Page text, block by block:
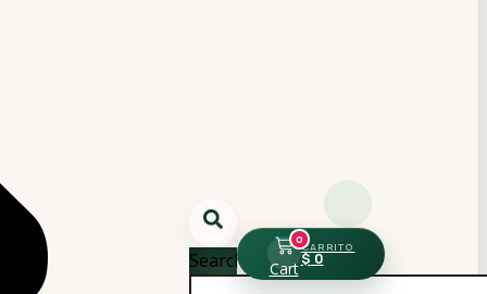
Search $0
0
Cart